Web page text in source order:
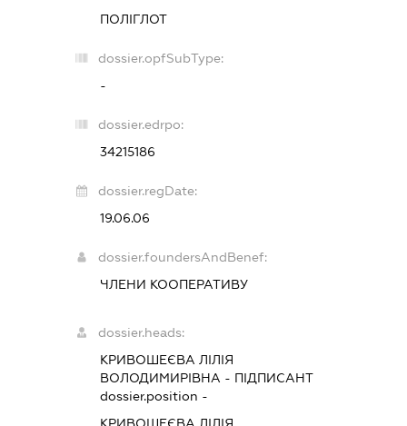
ПОЛІГЛОТ
dossier.opfSubType:
-
dossier.edrpo:
34215186
dossier.regDate:
19.06.06
dossier.foundersAndBenef:
ЧЛЕНИ КООПЕРАТИВУ
dossier.heads:
КРИВОШЕЄВА ЛІЛІЯ
ВОЛОДИМИРІВНА - ПІДПИСАНТ
dossier.position -